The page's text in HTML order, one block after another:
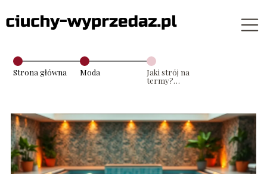
Strona główna Moda
Jaki strój na
termy?